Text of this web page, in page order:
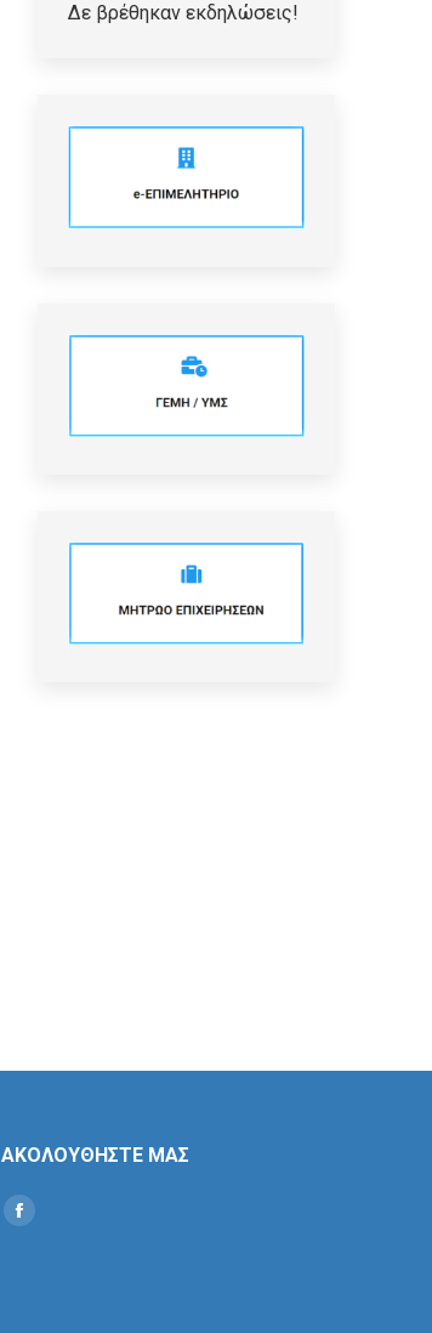
Δε βρέθηκαν εκδηλώσεις!
ΑΚΟΛΟΥΘΗΣΤΕ ΜΑΣ
Find us on:
Social